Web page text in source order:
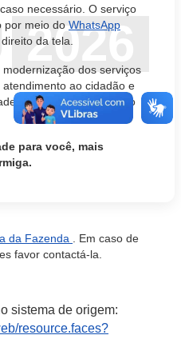
2026
necessário. O serviço
por meio do WhatsApp
da tela.
dos serviços
ao cidadão e
com a redução do uso
para você, mais
da Fazenda
. Em caso de
favor contactá-la.
sistema de origem:
resource.faces?